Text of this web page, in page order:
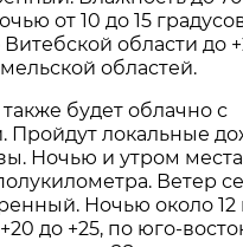
от 10 до 15
области до
областей.
будет облачно с
Пройдут локальные
Ночью и утром
Ветер
Ночью около 12
до +25, по юго-